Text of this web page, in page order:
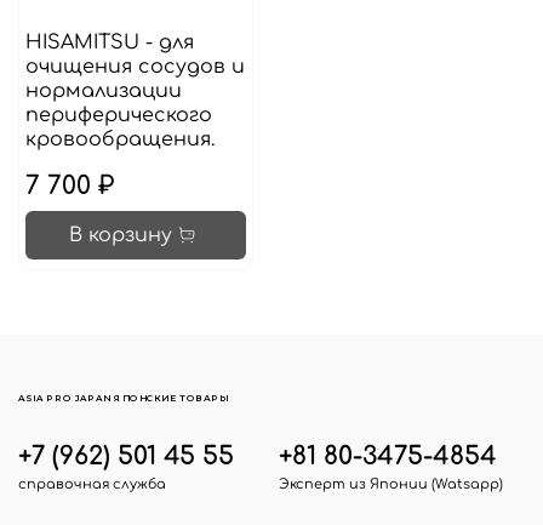
HISAMITSU - для
очищения сосудов и
нормализации
периферического
кровообращения.
7 700 ₽
В корзину
+7 (962) 501 45 55
справочная служба
+81 80-3475-4854
Эксперт из Японии (Watsapp)
ASIA PRO JAPAN ЯПОНСКИЕ ТОВАРЫ